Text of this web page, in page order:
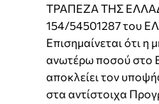
ΤΡΑΠΕΖΑ ΤΗΣ
154/54501287 του
Επισημαίνεται ότι
ανωτέρω ποσού στο
αποκλείει τον
στα αντίστοιχα